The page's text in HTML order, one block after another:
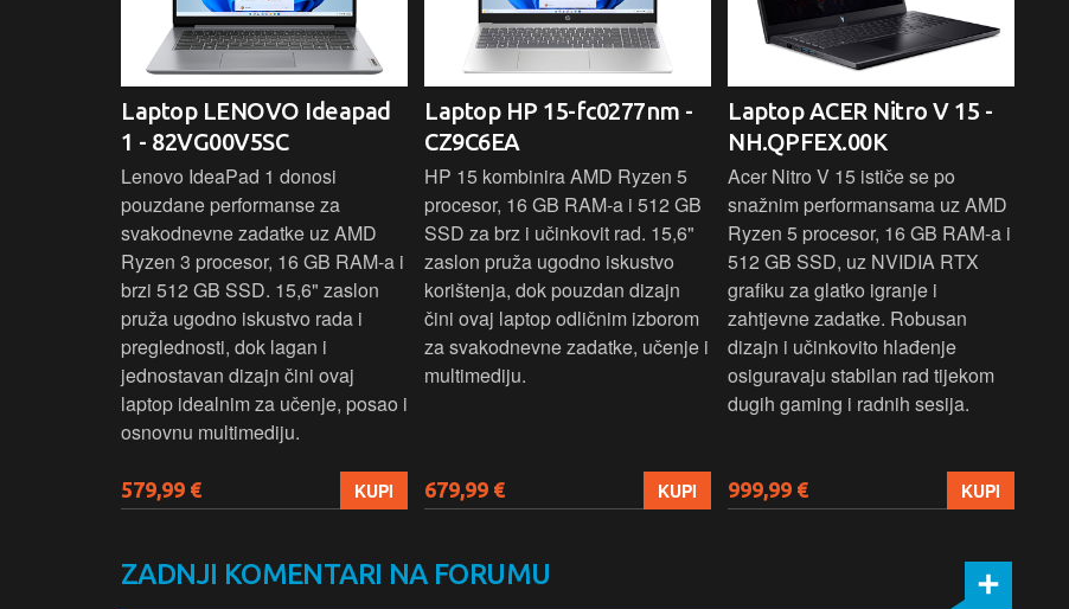
Laptop LENOVO Ideapad
1 - 82VG00V5SC
Lenovo IdeaPad 1 donosi
pouzdane performanse za
svakodnevne zadatke uz AMD
Ryzen 3 procesor, 16 GB RAM-a i
brzi 512 GB SSD. 15,6" zaslon
pruža ugodno iskustvo rada i
preglednosti, dok lagan i
jednostavan dizajn čini ovaj
laptop idealnim za učenje, posao i
osnovnu multimediju.
579,99 € KUPI
Laptop HP 15-fc0277nm -
CZ9C6EA
HP 15 kombinira AMD Ryzen 5
procesor, 16 GB RAM-a i 512 GB
SSD za brz i učinkovit rad. 15,6"
zaslon pruža ugodno iskustvo
korištenja, dok pouzdan dizajn
čini ovaj laptop odličnim izborom
za svakodnevne zadatke, učenje i
multimediju.
679,99 € KUPI
Laptop ACER Nitro V 15 -
NH.QPFEX.00K
Acer Nitro V 15 ističe se po
snažnim performansama uz AMD
Ryzen 5 procesor, 16 GB RAM-a i
512 GB SSD, uz NVIDIA RTX
grafiku za glatko igranje i
zahtjevne zadatke. Robusan
dizajn i učinkovito hlađenje
osiguravaju stabilan rad tijekom
dugih gaming i radnih sesija.
999,99 € KUPI
ZADNJI KOMENTARI NA FORUMU